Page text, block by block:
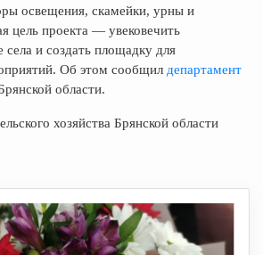
освещения, скамейки, урны и
цель проекта — увековечить
села и создать площадку для
Об этом сообщил департамент
области.
хозяйства Брянской области